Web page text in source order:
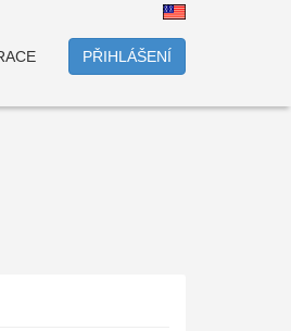
PŘIHLÁŠENÍ